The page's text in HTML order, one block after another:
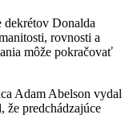
dekrétov Donalda
rovnosti a
môže pokračovať
Adam Abelson vydal
že predchádzajúce